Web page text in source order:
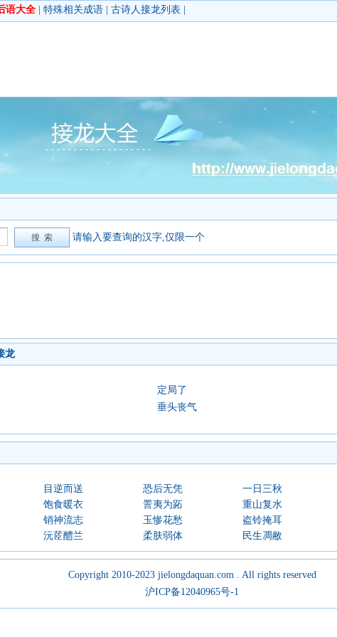
语大全 特殊相关成语 古诗人接龙列表
请输入要查询的汉字,仅限一个
龙
定局了
垂头丧气
目逆而送 恐后无凭 一日三秋
饱食暖衣 詈夷为跖 重山复水
销神流志 玉惨花愁 盗铃掩耳
沅茝醴兰 柔肤弱体 民生凋敝
Copyright 2010-2023 jielongdaquan.com . All rights reserved
沪ICP备12040965号-1